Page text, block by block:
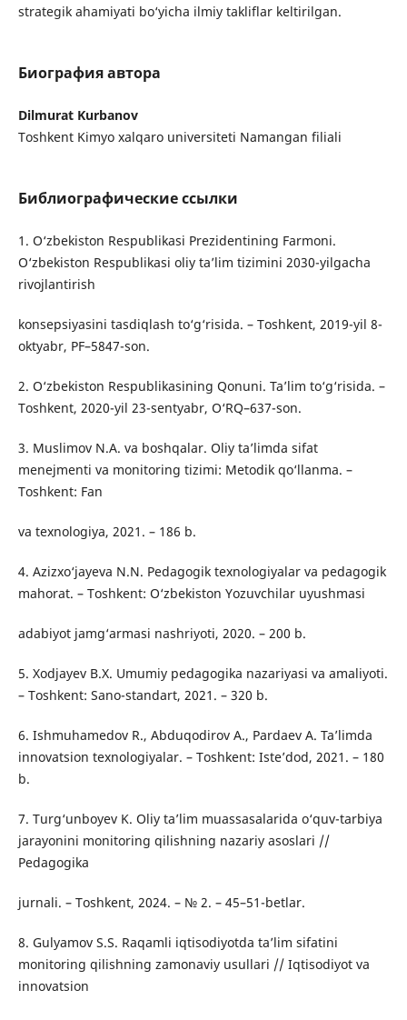
strategik ahamiyati bo‘yicha ilmiy takliflar keltirilgan.
Биография автора
Dilmurat Kurbanov
Toshkent Kimyo xalqaro universiteti Namangan filiali
Библиографические ссылки
1. O‘zbekiston Respublikasi Prezidentining Farmoni.
O‘zbekiston Respublikasi oliy ta’lim tizimini 2030-yilgacha
rivojlantirish
konsepsiyasini tasdiqlash to‘g‘risida. – Toshkent, 2019-yil 8-
oktyabr, PF–5847-son.
2. O‘zbekiston Respublikasining Qonuni. Ta’lim to‘g‘risida. –
Toshkent, 2020-yil 23-sentyabr, O‘RQ–637-son.
3. Muslimov N.A. va boshqalar. Oliy ta’limda sifat
menejmenti va monitoring tizimi: Metodik qo‘llanma. –
Toshkent: Fan
va texnologiya, 2021. – 186 b.
4. Azizxo‘jayeva N.N. Pedagogik texnologiyalar va pedagogik
mahorat. – Toshkent: O‘zbekiston Yozuvchilar uyushmasi
adabiyot jamg‘armasi nashriyoti, 2020. – 200 b.
5. Xodjayev B.X. Umumiy pedagogika nazariyasi va amaliyoti.
– Toshkent: Sano-standart, 2021. – 320 b.
6. Ishmuhamedov R., Abduqodirov A., Pardaev A. Ta’limda
innovatsion texnologiyalar. – Toshkent: Iste’dod, 2021. – 180
b.
7. Turg‘unboyev K. Oliy ta’lim muassasalarida o‘quv-tarbiya
jarayonini monitoring qilishning nazariy asoslari //
Pedagogika
jurnali. – Toshkent, 2024. – № 2. – 45–51-betlar.
8. Gulyamov S.S. Raqamli iqtisodiyotda ta’lim sifatini
monitoring qilishning zamonaviy usullari // Iqtisodiyot va
innovatsion